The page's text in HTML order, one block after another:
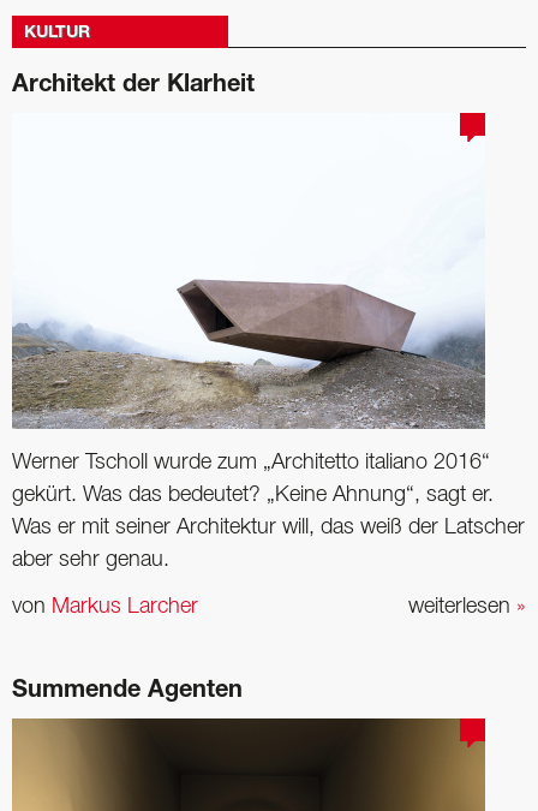
KULTUR
Architekt der Klarheit
Werner Tscholl wurde zum „Architetto italiano 2016“
gekürt. Was das bedeutet? „Keine Ahnung“, sagt er.
Was er mit seiner Architektur will, das weiß der Latscher
aber sehr genau.
weiterlesen »
von Markus Larcher
Summende Agenten